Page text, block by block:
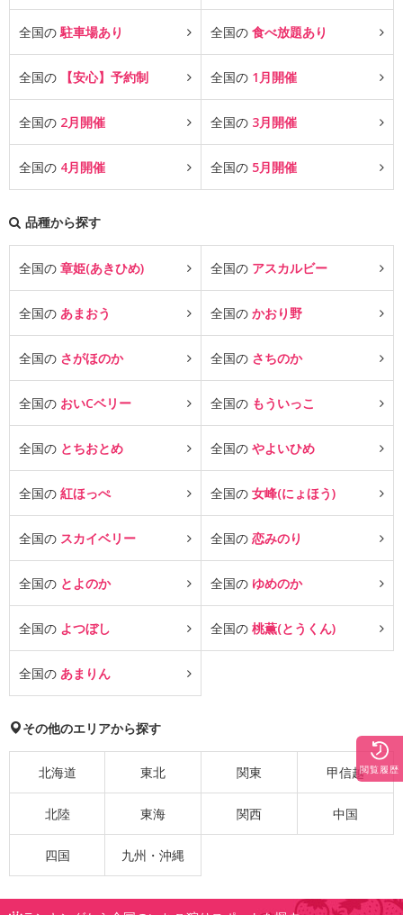
全国の駐車場あり 全国の 食べ放題あり
全国の 【安心】予約制 全国の 1月開催
全国の 2月開催 全国の 3月開催
全国の 4月開催 全国の 5月開催
品種から探す
全国の 章姫(あきひめ) 全国の アスカルビー
全国の あまおう 全国の かおり野
全国の さがほのか 全国の さちのか
全国の おいCベリー 全国の もういっこ
全国の とちおとめ 全国の やよいひめ
全国の 紅ほっぺ 全国の 女峰(にょほう)
全国の スカイベリー 全国の 恋みのり
全国の とよのか 全国の ゆめのか
全国の よつぼし 全国の 桃薫(とうくん)
全国の あまりん
その他のエリアから探す
北海道 東北 関東 甲信越
北陸 東海 関西 中国
四国 九州・沖縄
閲覧履歴